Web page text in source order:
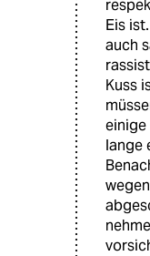
Eis
auch
Kuss
einige
lange